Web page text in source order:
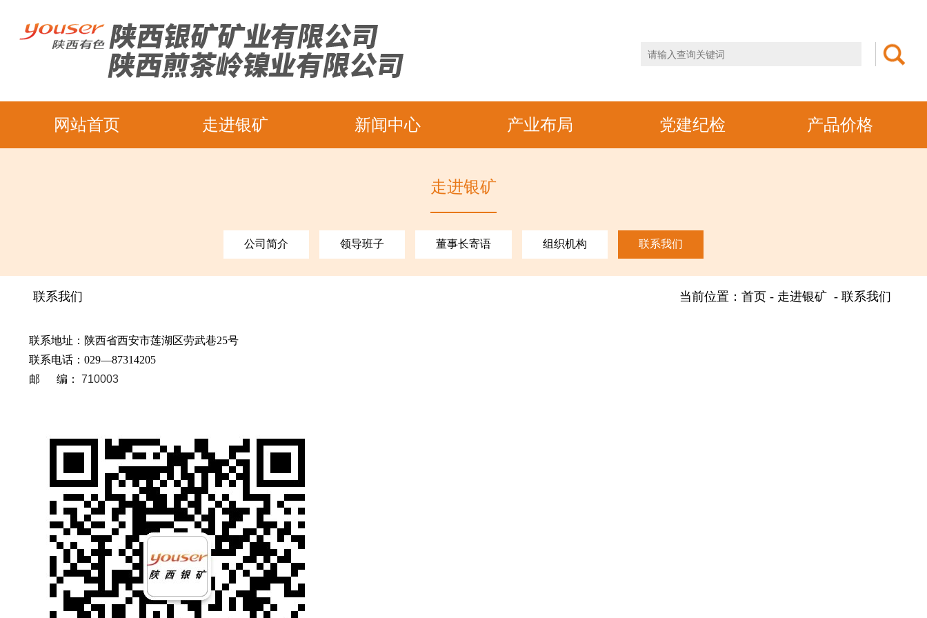
网站首页 走进银矿 新闻中心 产业布局 党建纪检 产品价格
走进银矿
公司简介 领导班子 董事长寄语 组织机构 联系我们
联系我们 当前位置：首页 - 走进银矿 - 联系我们
联系地址：陕西省西安市莲湖区劳武巷25号
联系电话：029—87314205
邮 编： 710003